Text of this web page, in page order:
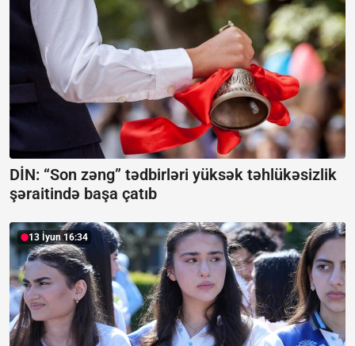
DİN: “Son zəng” tədbirləri yüksək təhlükəsizlik
şəraitində başa çatıb
13 İyun 16:34